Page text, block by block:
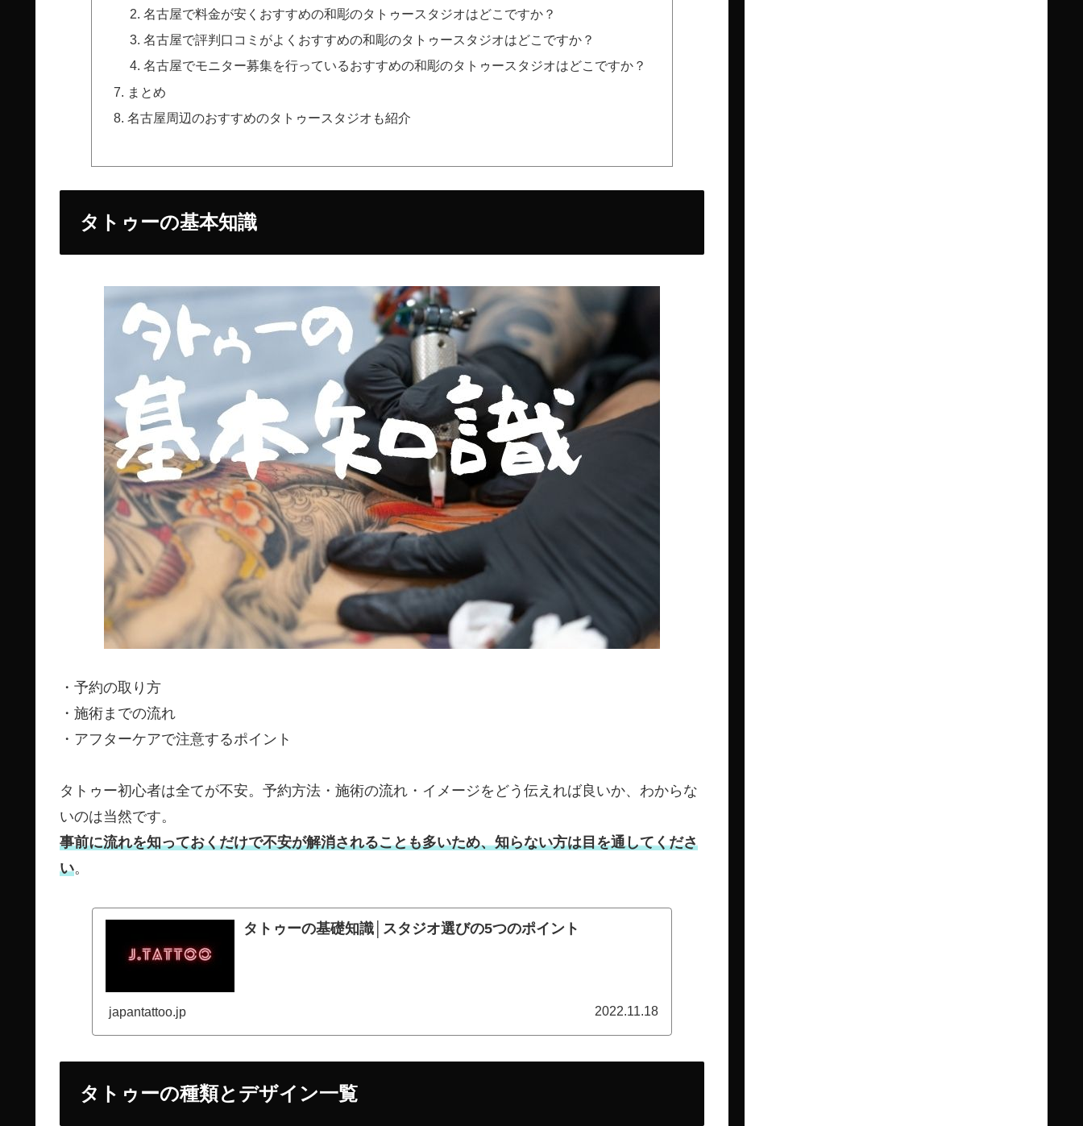
名古屋で料金が安くおすすめの和彫のタトゥースタジオはどこですか？
名古屋で評判口コミがよくおすすめの和彫のタトゥースタジオはどこですか？
名古屋でモニター募集を行っているおすすめの和彫のタトゥースタジオはどこですか？
まとめ
名古屋周辺のおすすめのタトゥースタジオも紹介
タトゥーの基本知識
・予約の取り方
・施術までの流れ
・アフターケアで注意するポイント
タトゥー初心者は全てが不安。予約方法・施術の流れ・イメージをどう伝えれば良いか、わからな
いのは当然です。
事前に流れを知っておくだけで不安が解消されることも多いため、知らない方は目を通してくださ
い。
タトゥーの基礎知識│スタジオ選びの5つのポイント
japantattoo.jp 2022.11.18
タトゥーの種類とデザイン一覧